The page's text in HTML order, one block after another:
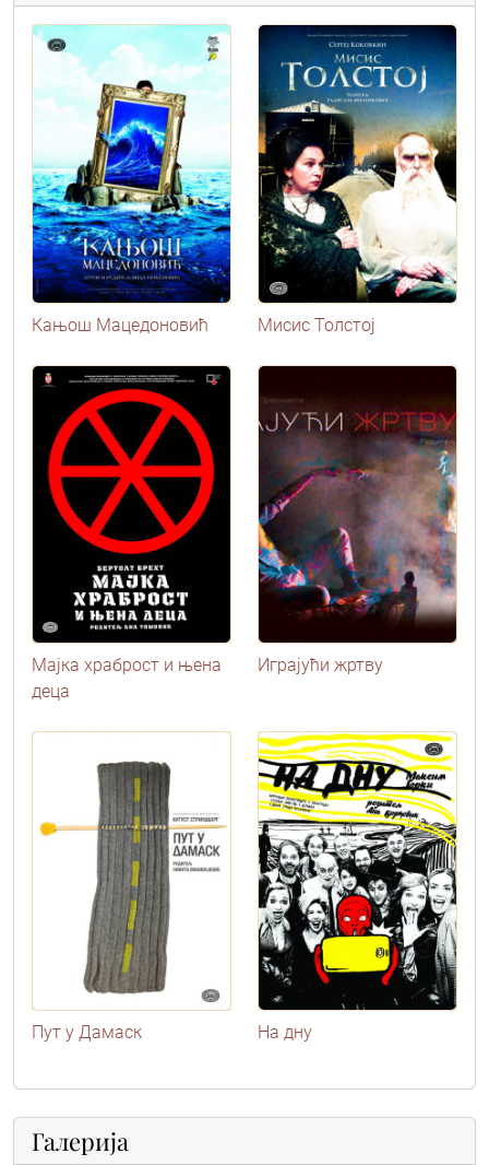
Кањош Мацедоновић Мисис Толстој
Мајка храброст и њена
деца
Играјући жртву
Пут у Дамаск На дну
Галерија